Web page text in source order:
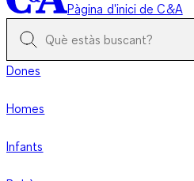
Pàgina d'inici de C&A
Dones
Homes
Infants